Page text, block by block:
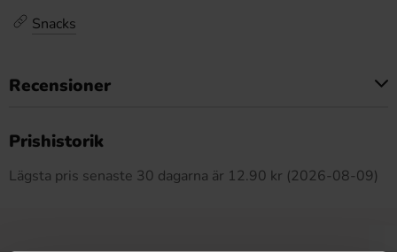
Snacks
Recensioner
Prishistorik
Lägsta pris senaste 30 dagarna är 12.90 kr (2026-08-09)